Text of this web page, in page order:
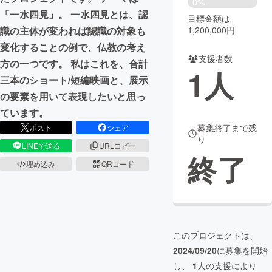
まちづくり・地域活性化
CAMPFIRE for Social Good CAMPFIRE Creation
CAMPFIREふるさと納税machi-ya コミュニティ
「一水四見」。 一水四見とは、認
識の主体が変われば認識の対象も
変化することの例で、仏教の考え
方の一つです。 私はこれを、合計
三本のショート/短編映画と、展示
の要素を用いて表現したいと思っ
ています。
ポスト
シェア
LINEで送る
URLコピー
埋め込み
QRコード
目標金額は
1,200,000円
支援者数
1人
募集終了まで残
り
終了
このプロジェクトは、
2024/09/20に募集を開始
し、 1 人の支援により